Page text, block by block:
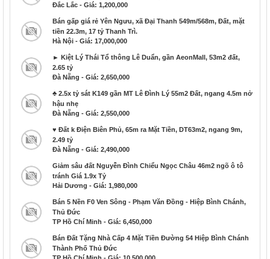
Đắc Lắc - Giá: 1,200,000
Bán gấp giá rẻ Yên Ngưu, xã Đại Thanh 549m/568m, Đất, mặt
tiền 22.3m, 17 tỷ Thanh Trì.
Hà Nội - Giá: 17,000,000
► Kiệt Lý Thái Tổ thông Lê Duẩn, gần AeonMall, 53m2 đất,
2.65 tỷ
Đà Nẵng - Giá: 2,650,000
♣ 2.5x tỷ sát K149 gần MT Lê Đình Lý 55m2 Đất, ngang 4.5m nở
hậu nhẹ
Đà Nẵng - Giá: 2,550,000
♥ Đất k Điện Biên Phủ, 65m ra Mặt Tiền, DT63m2, ngang 9m,
2.49 tỷ
Đà Nẵng - Giá: 2,490,000
Giảm sâu đất Nguyễn Đình Chiểu Ngọc Châu 46m2 ngõ ô tô
tránh Giá 1.9x Tỷ
Hải Dương - Giá: 1,980,000
Bán 5 Nền F0 Ven Sông - Phạm Văn Đồng - Hiệp Bình Chánh,
Thủ Đức
TP Hồ Chí Minh - Giá: 6,450,000
Bán Đất Tặng Nhà Cấp 4 Mặt Tiền Đường 54 Hiệp Bình Chánh
Thành Phố Thủ Đức